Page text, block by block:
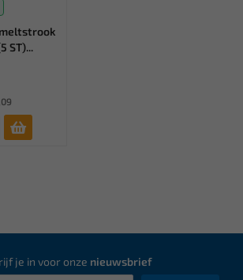
ST)...
je in voor onze nieuwsbrief